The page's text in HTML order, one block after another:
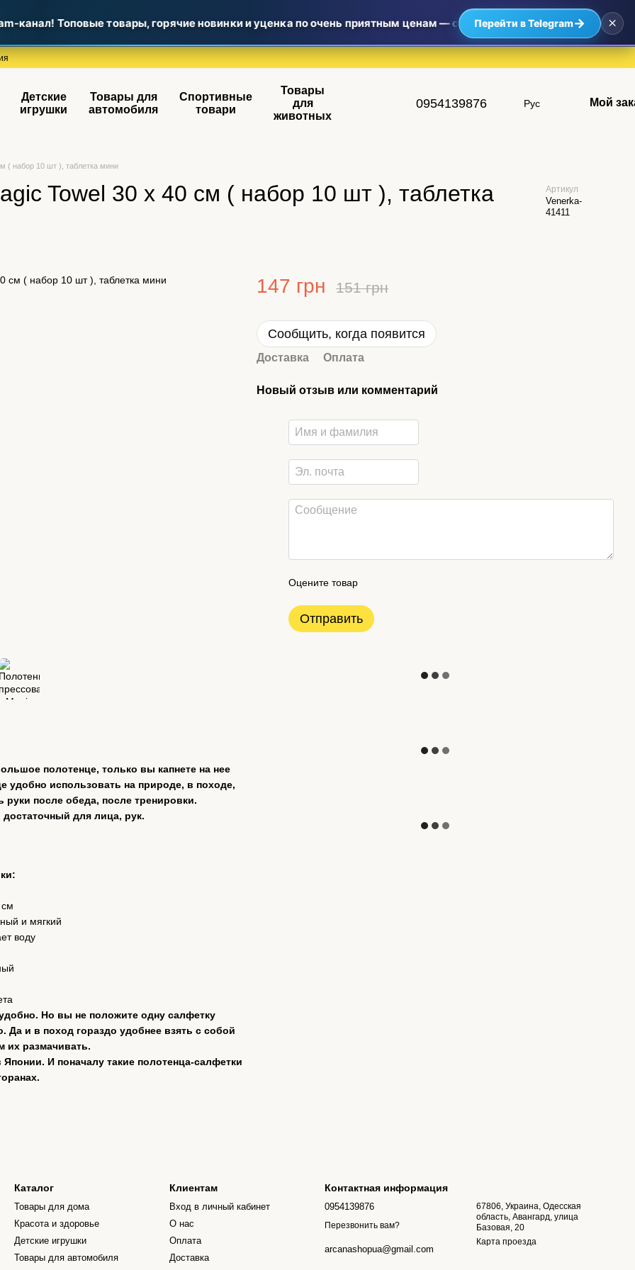
канал! Топовые товары, горячие новинки и уценка по очень приятным ценам — самые выгодные предложения
Перейти в Telegram→ ×
Детские
игрушки
Товары для
автомобиля
Спортивные
товари
Товары
для
животных
0954139876 Рус Мой
( набор 10 шт ), таблетка мини
Towel 30 х 40 см ( набор 10 шт ), таблетка
Артикул
Venerka-
41411
полотенце, только вы капнете на нее
удобно использовать на природе, в походе,
после обеда, после тренировки.
для лица, рук.
и мягкий
воду
Но вы не положите одну салфетку
Да и в поход гораздо удобнее взять с собой
их размачивать.
И поначалу такие полотенца-салфетки
147 грн 151 грн
Сообщить, когда появится
Доставка Оплата
Новый отзыв или комментарий
Оцените товар
Отправить
Каталог
Товары для дома
Красота и здоровье
Детские игрушки
Товары для автомобиля
Клиентам
Вход в личный кабинет
О нас
Оплата
Доставка
Контактная информация
0954139876
Перезвонить вам?
arcanashopua@gmail.com
67806, Украина, Одесская
область, Авангард, улица
Базовая, 20
Карта проезда